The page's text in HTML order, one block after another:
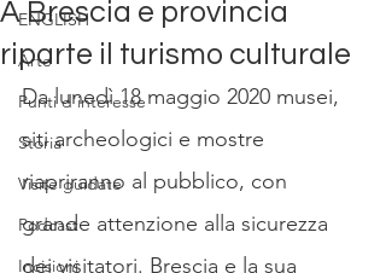
ENGLISH
Arte
Punti d'interesse
Storia
Visite guidate
Podcast
Incisioni
A Brescia e provincia
riparte il turismo culturale
Da lunedì 18 maggio 2020 musei,
siti archeologici e mostre
riapriranno al pubblico, con
grande attenzione alla sicurezza
dei visitatori. Brescia e la sua